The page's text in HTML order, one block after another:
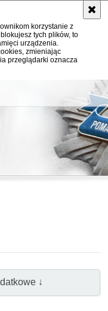
korzystanie z
tych plików, to
urządzenia.
zmieniając
przeglądarki oznacza
↓